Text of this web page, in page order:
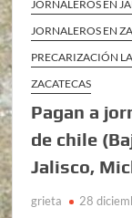
JORNALEROS EN
JORNALEROS EN
PRECARIZACIÓN
ZACATECAS
Pagan a
de chile
Jalisco,
grieta 28